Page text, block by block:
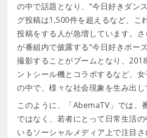
の中で話題となり、“今日好きダン
グ投稿は1,500件を超えるなど、こ
投稿をする人が急増しています。
が番組内で披露する“今日好きポー
撮影することがブームとなり、
ントシール機とコラボするなど、
の中で、様々な社会現象を生み出し
このように、「AbemaTV」では、
ではなく、若者にとって日常生活
いるソーシャルメディア上で注目